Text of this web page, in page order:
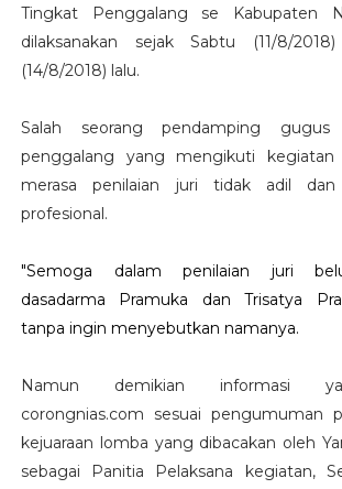
Tingkat Penggalang se Kabupaten
dilaksanakan sejak Sabtu (11/8/
(14/8/2018) lalu.
Salah seorang pendamping
penggalang yang mengikuti
merasa penilaian juri tidak adil
profesional.
"Semoga dalam penilaian juri
dasadarma Pramuka dan Trisatya
tanpa ingin menyebutkan namanya.
Namun demikian informasi
corongnias.com sesuai pengumuman
kejuaraan lomba yang dibacakan oleh
sebagai Panitia Pelaksana kegiatan,